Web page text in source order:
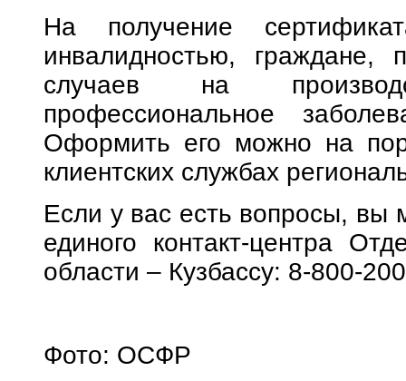
На получение
инвалидностью, граждане,
случаев на
профессиональное
Оформить его можно на
клиентских службах
Если у вас есть вопросы, вы
единого контакт-центра
области – Кузбассу: 8-800-
Фото: ОСФР